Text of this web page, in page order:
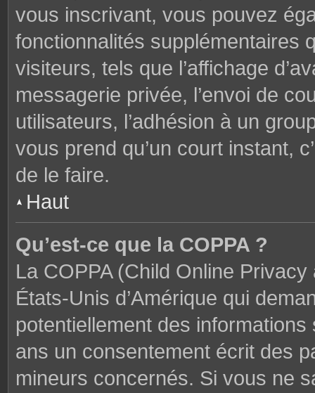
vous inscrivant, vous pouvez
fonctionnalités supplémentaires
visiteurs, tels que l’affichage
messagerie privée, l’envoi de
utilisateurs, l’adhésion à un
vous prend qu’un court instant,
de le faire.
Haut
Qu’est-ce que la COPPA ?
La COPPA (Child Online
États-Unis d’Amérique qui
potentiellement des
ans un consentement écrit des
mineurs concernés. Si vous ne